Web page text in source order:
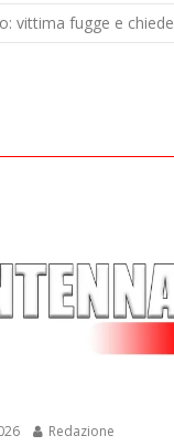
vittima fugge e
Redazione